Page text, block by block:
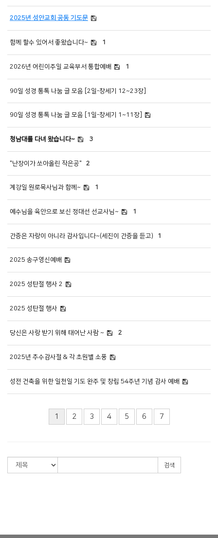
2025년 성안교회 공동 기도문
함께 할수 있어서 좋왔습니다~ 1
2026년 어린이주일 교육부서 통합예배 1
90일 성경 통톡 나눔 글 모음 [2일-창세기 12~23장]
90일 성경 통톡 나눔 글 모음 [1일-창세기 1~11장]
청남대를 다녀 왔습니다~ 3
"난장이가 쏘아올린 작은공" 2
계강일 원로목사님과 함께~ 1
예수님을 육안으로 보신 정대선 선교사님~ 1
간증은 자랑이 아니라 감사입니다~(세진이 간증을 듣고) 1
2025 송구영신예배
2025 성탄절 행사 2
2025 성탄절 행사
당신은 사랑 받기 위해 태어난 사람 ~ 2
2025년 추수감사절 & 각 초원별 소풍
성전 건축을 위한 일천일 기도 완주 및 창립 54주년 기념 감사 예배
1 2 3 4 5 6 7
검색